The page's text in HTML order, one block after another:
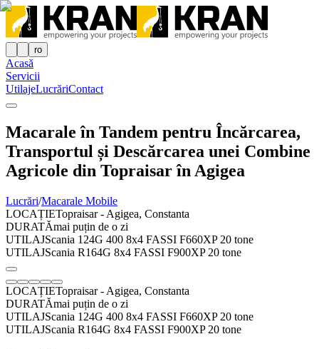
ro
Acasă
Servicii
UtilajeLucrăriContact
Macarale în Tandem pentru Încărcarea,
Transportul și Descărcarea unei Combine
Agricole din Topraisar în Agigea
Lucrări/Macarale Mobile
LOCAȚIETopraisar - Agigea, Constanta
DURATĂmai puțin de o zi
UTILAJScania 124G 400 8x4 FASSI F660XP 20 tone
UTILAJScania R164G 8x4 FASSI F900XP 20 tone
LOCAȚIETopraisar - Agigea, Constanta
DURATĂmai puțin de o zi
UTILAJScania 124G 400 8x4 FASSI F660XP 20 tone
UTILAJScania R164G 8x4 FASSI F900XP 20 tone